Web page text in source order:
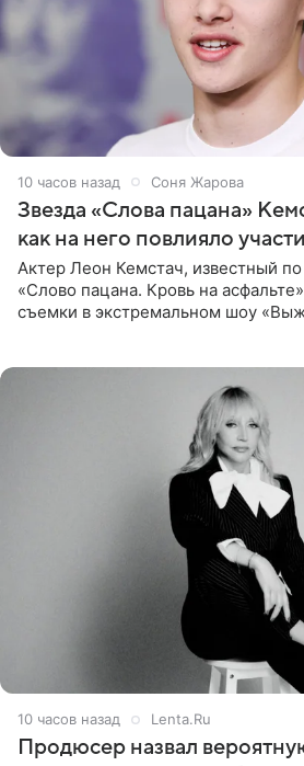
10 часов назад Соня Жарова
Звезда «Слова пацана»
как на него повлияло
Актер Леон Кемстач, известный
«Слово пацана. Кровь на
съемки в экстремальном шоу
10 часов назад Lenta.Ru
Продюсер назвал